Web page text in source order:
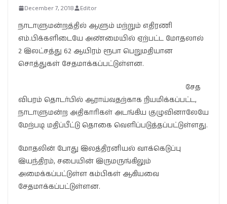
December 7, 2018 Editor
நாடாளுமன்றத்தில் ஆளும் மற்றும் எதிரணி
எம்.பிக்களிடையே அண்மையில் ஏற்பட்ட மோதலால்
2 இலட்சத்து 62 ஆயிரம் ரூபா பெறுமதியான
சொத்துகள் சேதமாக்கப்பட்டுள்ளன.
சேத
விபரம் தொடர்பில் ஆராய்வதற்காக நியமிக்கப்பட்ட,
நாடாளுமன்ற அதிகாரிகள் அடங்கிய குழுவினாலேயே
மேற்படி மதிப்பீட்டு தொகை வெளிப்படுத்தப்பட்டுள்ளது.
மோதலின் போது இலத்திரனியல் வாக்கெடுப்பு
இயந்திரம், சபையின் இருமருங்கிலும்
அமைக்கப்பட்டுள்ள கம்பிகள் ஆகியவை
சேதமாக்கப்பட்டுள்ளன.